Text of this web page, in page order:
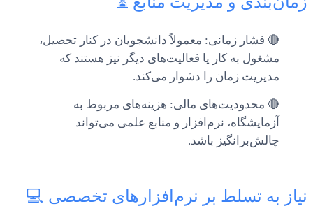
🔴 فشار زمانی: معمولاً دانشجویان در کنار تحصیل،
مشغول به کار یا فعالیت‌های دیگر نیز هستند که
مدیریت زمان را دشوار می‌کند.
🔴 محدودیت‌های مالی: هزینه‌های مربوط به
آزمایشگاه، نرم‌افزار و منابع علمی می‌تواند
چالش‌برانگیز باشد.
نیاز به تسلط بر نرم‌افزارهای تخصصی 💻